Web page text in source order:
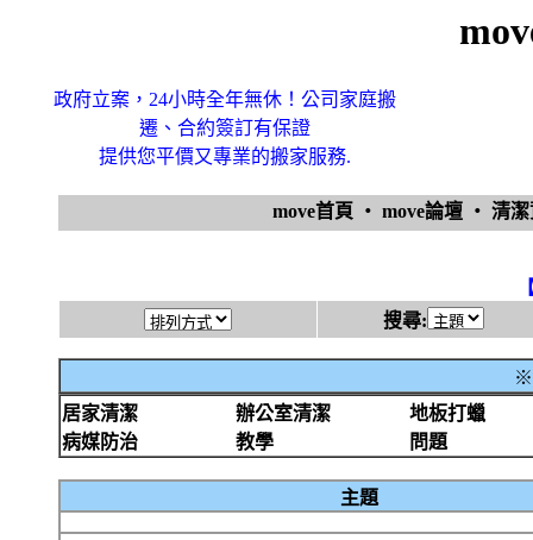
政府立案，24小時全年無休！公司家庭搬
遷、合約簽訂有保證
提供您平價又專業的搬家服務.
move首頁 ‧ move論壇 ‧ 清
搜尋:
※
居家清潔
辦公室清潔
地板打蠟
病媒防治
教學 問題
主題